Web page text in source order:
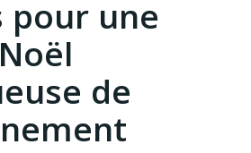
pour une
de